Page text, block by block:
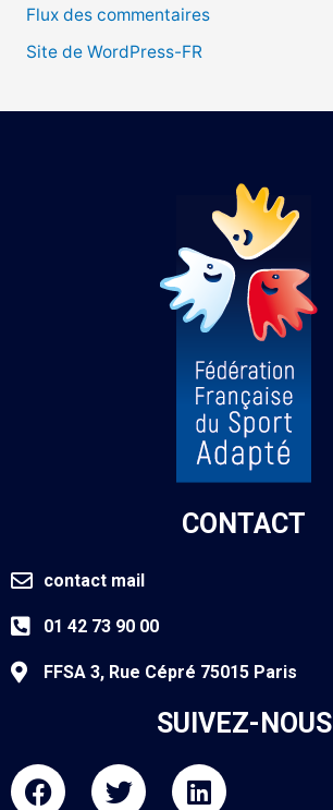
Flux des commentaires
Site de WordPress-FR
CONTACT
contact mail
01 42 73 90 00
FFSA 3, Rue Cépré 75015 Paris
SUIVEZ-NOUS
F
T
L